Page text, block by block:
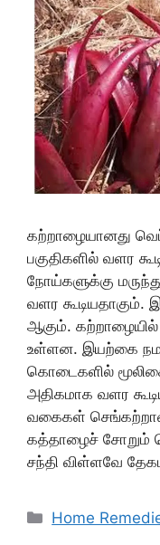
கற்றாழையானது
பகுதிகளில் வளர
நோய்களுக்கு
வளர கூடியதாகும்.
ஆகும்.
உள்ளன. இயற்கை
கொடைகளில்
அதிகமாக வளர
வகைகள்
கத்தாழைச் சோறும்
சந்தி விள்ளவே
Categories
Home